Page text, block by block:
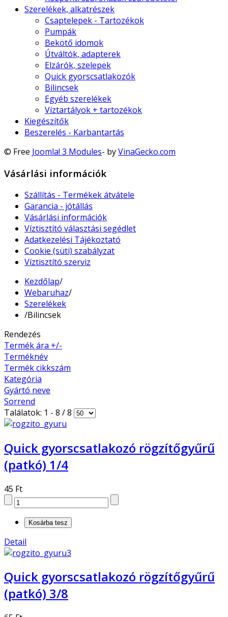
Szerelékek, alkatrészek
Csaptelepek - Tartozékok
Pumpák
Bekötő idomok
Útváltók, adapterek
Elzárók, szelepek
Quick gyorscsatlakozók
Bilincsek
Egyéb szerelékek
Víztartályok + tartozékok
Kiegészítők
Beszerelés - Karbantartás
© Free Joomla! 3 Modules- byVinaGecko.com
Vásárlási információk
Szállítás - Termékek átvátele
Garancia - jótállás
Vásárlási információk
Víztisztító választási segédlet
Adatkezelési Tájékoztató
Cookie (süti) szabályzat
Víztisztító szerviz
Kezdőlap/
Webaruhaz/
Szerelékek
/Bilincsek
Rendezés
Termék ára +/-
Terméknév
Termék cikkszám
Kategória
Gyártó neve
Sorrend
Találatok: 1 - 8 / 8
Quick gyorscsatlakozó rögzítőgyűrű
(patkó) 1/4
45 Ft
Detail
Quick gyorscsatlakozó rögzítőgyűrű
(patkó) 3/8